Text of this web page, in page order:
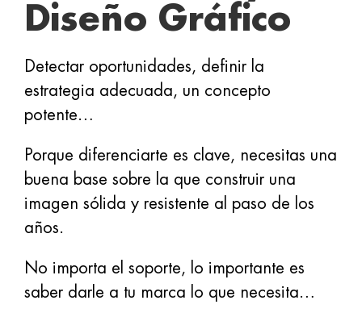
Diseño Gráfico
Detectar oportunidades, definir la
estrategia adecuada, un concepto
potente…
Porque diferenciarte es clave, necesitas una
buena base sobre la que construir una
imagen sólida y resistente al paso de los
años.
No importa el soporte, lo importante es
saber darle a tu marca lo que necesita…